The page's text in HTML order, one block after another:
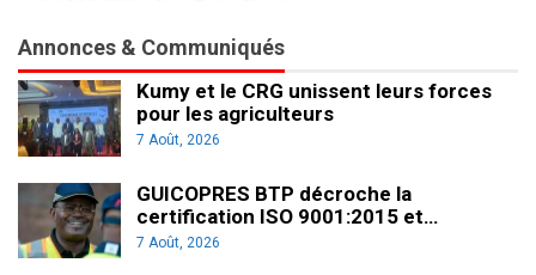
Annonces & Communiqués
Kumy et le CRG unissent leurs forces
pour les agriculteurs
7 Août, 2026
GUICOPRES BTP décroche la
certification ISO 9001:2015 et…
7 Août, 2026